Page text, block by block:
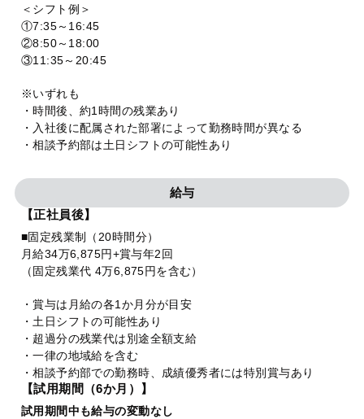
＜シフト例＞
①7:35～16:45
②8:50～18:00
③11:35～20:45
※いずれも
・時間後、約1時間の残業あり
・入社後に配属された部署によって勤務時間が異なる
・相談予約部は土日シフトの可能性あり
給与
【正社員後】
■固定残業制（20時間分）
月給34万6,875円+賞与年2回
（固定残業代 4万6,875円を含む）
・賞与は月給の各1か月分が目安
・土日シフトの可能性あり
・超過分の残業代は別途全額支給
・一律の地域給を含む
・相談予約部での勤務時、成績優秀者には特別賞与あり
【試用期間（6か月）】
試用期間中も給与の変動なし